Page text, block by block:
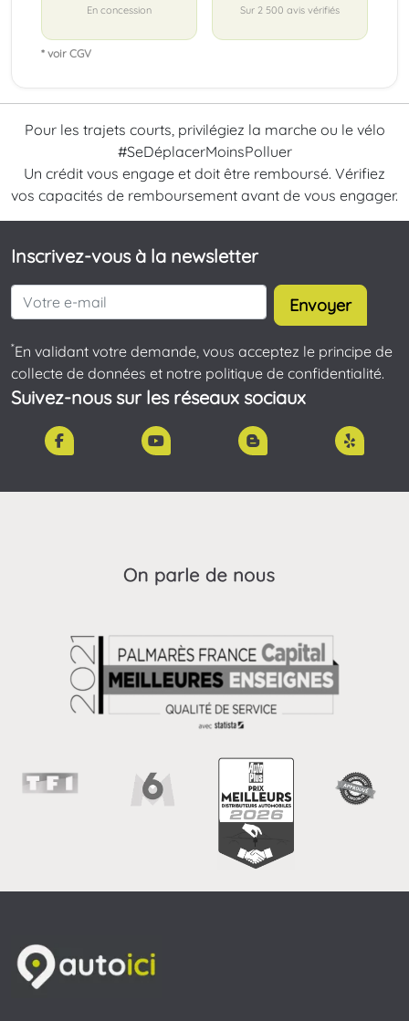
En concession Sur 2 500 avis vérifiés
* voir CGV
Pour les trajets courts, privilégiez la marche ou le vélo
#SeDéplacerMoinsPolluer
Un crédit vous engage et doit être remboursé. Vérifiez
vos capacités de remboursement avant de vous engager.
Inscrivez-vous à la newsletter
Envoyer
*En validant votre demande, vous acceptez le principe de
collecte de données et notre politique de confidentialité.
Suivez-nous sur les réseaux sociaux